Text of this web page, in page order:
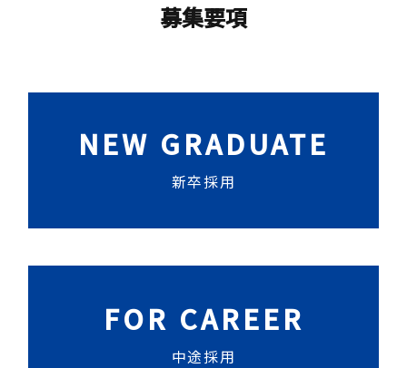
募集要項
NEW GRADUATE
新卒採用
FOR CAREER
中途採用